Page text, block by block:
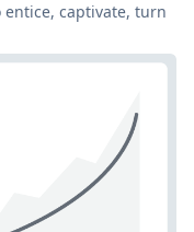
entice, captivate, turn